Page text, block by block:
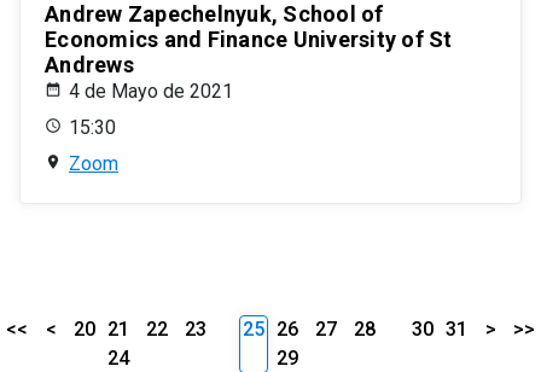
Andrew Zapechelnyuk, School of
Economics and Finance University of St
Andrews
4 de Mayo de 2021
15:30
Zoom
<< < 20 21 22
23
24
25 26 27
28
29
30 31 > >>